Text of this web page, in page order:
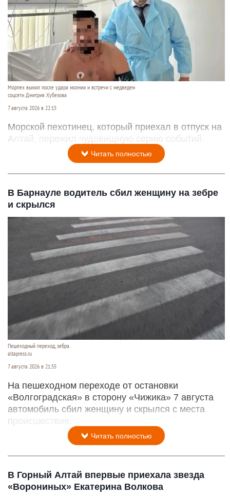
Морпех выжил после удара молнии и встречи с медведем
соцсети Дмитрия Хубезова
7 августа 2026 в 22:15
Морской пехотинец, который приехал в отпуск на
Алтай, пережил чудовищную серию событий.
Читать полностью
В Барнауле водитель сбил женщину на зебре
и скрылся
Пешеходный переход, зебра.
altapress.ru
7 августа 2026 в 21:55
На пешеходном переходе от остановки
«Волгоградская» в сторону «Чижика» 7 августа
автомобиль сбил женщину и скрылся с места
происшествия.
Читать полностью
В Горный Алтай впервые приехала звезда
«Ворониных» Екатерина Волкова